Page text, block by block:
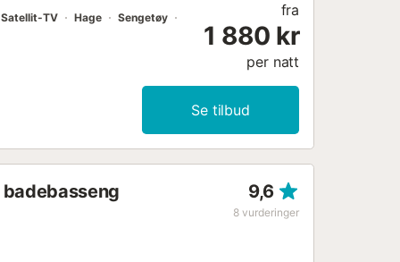
Satellit-TV Hage Sengetøy fra
1 880 kr
per natt
Se tilbud
9,6
8 vurderinger